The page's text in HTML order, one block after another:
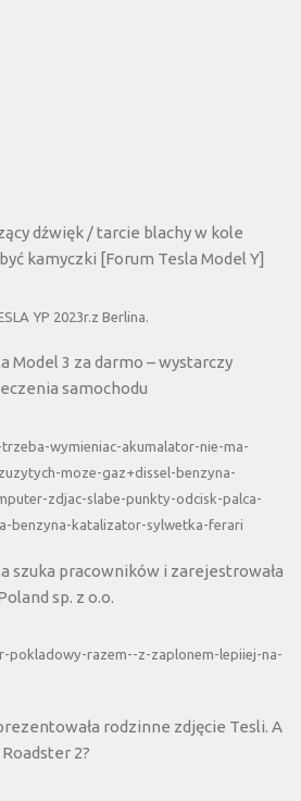
dźwięk / tarcie blachy w kole
kamyczki [Forum Tesla Model Y]
YP 2023r.z Berlina.
Model 3 za darmo – wystarczy
samochodu
wymieniac-akumalator-nie-ma-
moze-gaz+dissel-benzyna-
zdjac-slabe-punkty-odcisk-palca-
benzyna-katalizator-sylwetka-ferari
szuka pracowników i zarejestrowała
sp. z o.o.
pokladowy-razem--z-zaplonem-lepiiej-na-
rodzinne zdjęcie Tesli. A
2?